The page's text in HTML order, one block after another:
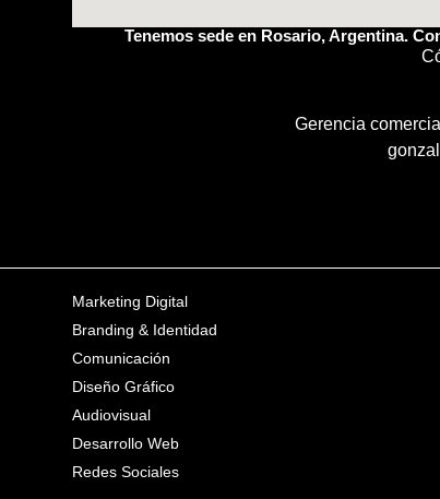
Tenemos sede en Rosario, Argentina.
Gerencia
Marketing Digital
Branding & Identidad
Comunicación
Diseño Gráfico
Audiovisual
Desarrollo Web
Redes Sociales